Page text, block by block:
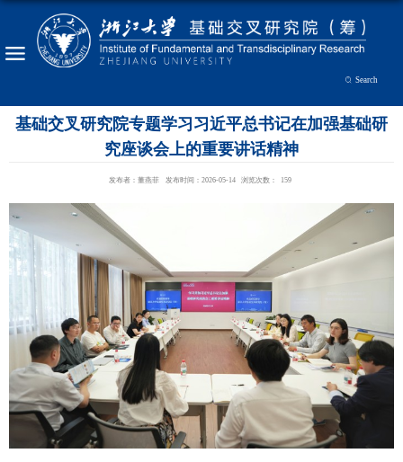
Search
基础交叉研究院专题学习习近平总书记在加强基础研
究座谈会上的重要讲话精神
发布者：董燕菲 发布时间：2026-05-14 浏览次数： 159